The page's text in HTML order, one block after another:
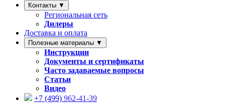
Контакты ▼
Региональная сеть
Дилеры
Доставка и оплата
Полезные материалы ▼
Инструкции
Документы и сертификаты
Часто задаваемые вопросы
Статьи
Видео
+7 (499) 962-41-39